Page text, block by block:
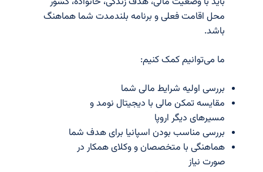
محل اقامت فعلی و برنامه بلندمدت شما هماهنگ
باشد.
ما می‌توانیم کمک کنیم:
بررسی اولیه شرایط مالی شما
مقایسه تمکن مالی با دیجیتال نومد و
مسیرهای دیگر اروپا
بررسی مناسب بودن اسپانیا برای هدف شما
هماهنگی با متخصصان و وکلای همکار در
صورت نیاز